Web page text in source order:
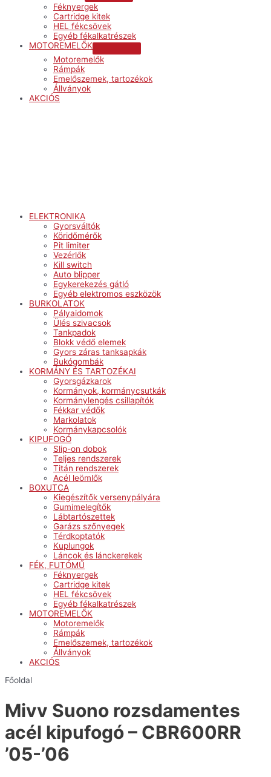
Féknyergek
Cartridge kitek
HEL fékcsövek
Egyéb fékalkatrészek
MOTOREMELŐK
Motoremelők
Rámpák
Emelőszemek, tartozékok
Állványok
AKCIÓS
ELEKTRONIKA
Gyorsváltók
Köridőmérők
Pit limiter
Vezérlők
Kill switch
Auto blipper
Egykerekezés gátló
Egyéb elektromos eszközök
BURKOLATOK
Pályaidomok
Ülés szivacsok
Tankpadok
Blokk védő elemek
Gyors záras tanksapkák
Bukógombák
KORMÁNY ÉS TARTOZÉKAI
Gyorsgázkarok
Kormányok, kormánycsutkák
Kormánylengés csillapítók
Fékkar védők
Markolatok
Kormánykapcsolók
KIPUFOGÓ
Slip-on dobok
Teljes rendszerek
Titán rendszerek
Acél leömlők
BOXUTCA
Kiegészítők versenypályára
Gumimelegítők
Lábtartószettek
Garázs szőnyegek
Térdkoptatók
Kuplungok
Láncok és lánckerekek
FÉK, FUTÓMŰ
Féknyergek
Cartridge kitek
HEL fékcsövek
Egyéb fékalkatrészek
MOTOREMELŐK
Motoremelők
Rámpák
Emelőszemek, tartozékok
Állványok
AKCIÓS
Főoldal
Mivv Suono rozsdamentes
acél kipufogó – CBR600RR
’05-’06